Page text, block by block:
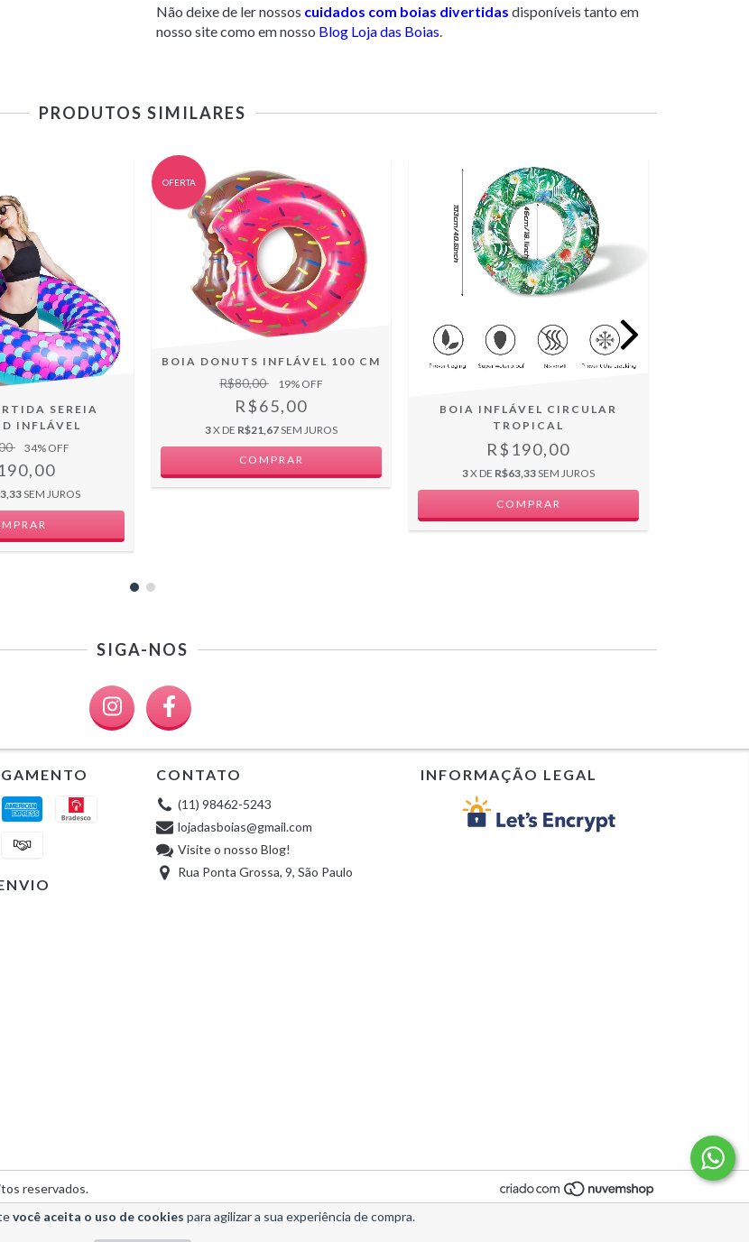
você aceita o uso de cookies para agilizar a sua experiência de compra.
Não deixe de ler nossos cuidados com boias divertidas disponíveis tanto em
nosso site como em nosso Blog Loja das Boias.
PRODUTOS SIMILARES
SEREIA
INFLÁVEL
34% OFF
SEM JUROS
OFERTA
BOIA DONUTS INFLÁVEL 100 CM
R$80,00 19% OFF
R$65,00
3X DE R$21,67SEM JUROS
COMPRAR
BOIA INFLÁVEL CIRCULAR
TROPICAL
R$190,00
3X DE R$63,33SEM JUROS
SIGA-NOS
CONTATO
(11) 98462-5243
lojadasboias@gmail.com
Visite o nosso Blog!
Rua Ponta Grossa, 9, São Paulo
INFORMAÇÃO LEGAL
reservados.